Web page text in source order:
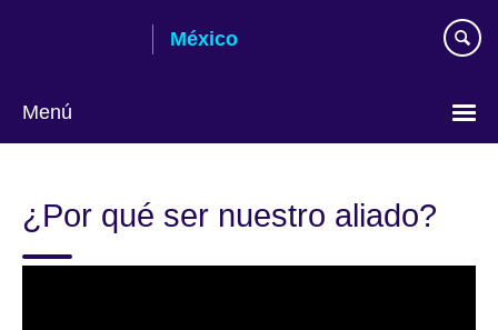
México
Menú
language
¿Por qué ser nuestro aliado?